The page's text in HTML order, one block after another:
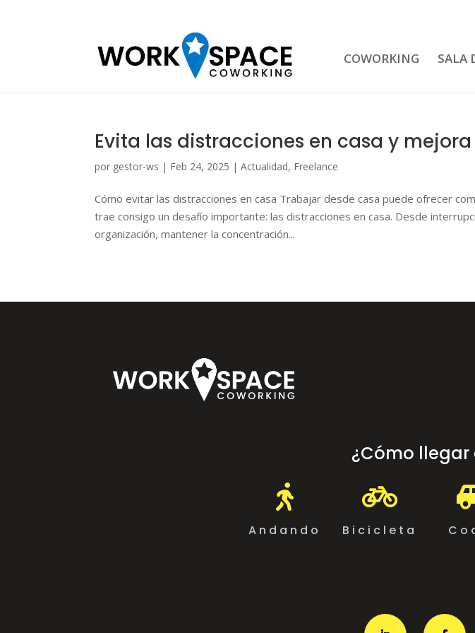
COWORKING SALA
Evita las distracciones en casa y
por gestor-ws | Feb 24, 2025 |Actualidad, Freelance
Cómo evitar las distracciones en casa Trabajar desde casa puede ofrecer
trae consigo un desafío importante: las distracciones en casa. Desde
organización, mantener la concentración...
¿Cómo llegar

Andando

Bicicleta